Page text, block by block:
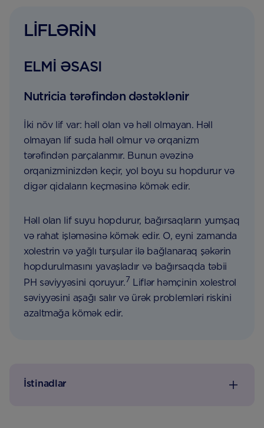
LİFLƏRİN
ELMİ ƏSASI
Nutricia tərəfindən dəstəklənir
İki növ lif var: həll olan və həll olmayan. Həll
olmayan lif suda həll olmur və orqanizm
tərəfindən parçalanmır. Bunun əvəzinə
orqanizminizdən keçir, yol boyu su hopdurur və
digər qidaların keçməsinə kömək edir.
Həll olan lif suyu hopdurur, bağırsaqların yumşaq
və rahat işləməsinə kömək edir. O, eyni zamanda
xolestrin və yağlı turşular ilə bağlanaraq şəkərin
hopdurulmasını yavaşladır və bağırsaqda təbii
PH səviyyəsini qoruyur.7 Liflər həmçinin xolestrol
səviyyəsini aşağı salır və ürək problemləri riskini
azaltmağa kömək edir.
İstinadlar